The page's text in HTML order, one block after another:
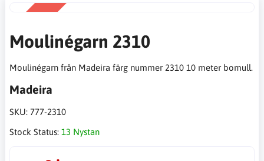
Moulinégarn 2310
Moulinégarn från Madeira färg nummer 2310 10 meter bomull.
Madeira
SKU: 777-2310
Stock Status: 13 Nystan